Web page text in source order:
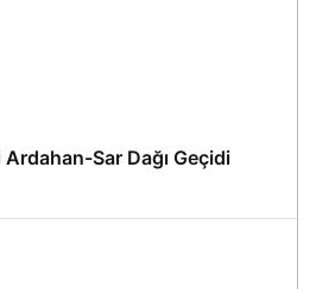
Sar Dağı Geçidi